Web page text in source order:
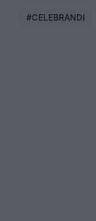
#CELEBRANDI